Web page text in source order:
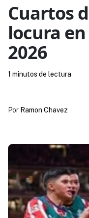
Cuartos
locura
2026
Por Ramon Chavez
1 minutos de lectura